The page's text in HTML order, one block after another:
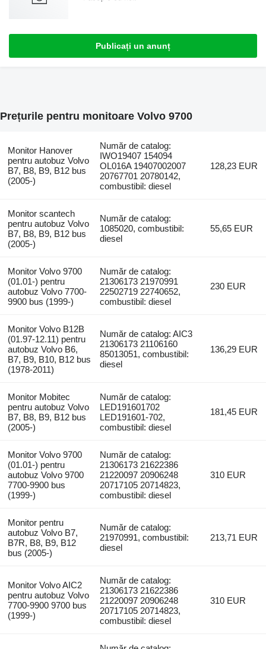
Publicați un anunț
Prețurile pentru monitoare Volvo 9700
Monitor Hanover
pentru autobuz Volvo
B7, B8, B9, B12 bus
(2005-)
Număr de catalog:
IWO19407 154094
OL016A 19407002007
20767701 20780142,
combustibil: diesel
128,23 EUR
Monitor scantech
pentru autobuz Volvo
B7, B8, B9, B12 bus
(2005-)
Număr de catalog:
1085020, combustibil:
diesel
55,65 EUR
Monitor Volvo 9700
(01.01-) pentru
autobuz Volvo 7700-
9900 bus (1999-)
Număr de catalog:
21306173 21970991
22502719 22740652,
combustibil: diesel
230 EUR
Monitor Volvo B12B
(01.97-12.11) pentru
autobuz Volvo B6,
B7, B9, B10, B12 bus
(1978-2011)
Număr de catalog: AIC3
21306173 21106160
85013051, combustibil:
diesel
136,29 EUR
Monitor Mobitec
pentru autobuz Volvo
B7, B8, B9, B12 bus
(2005-)
Număr de catalog:
LED191601702
LED191601-702,
combustibil: diesel
181,45 EUR
Monitor Volvo 9700
(01.01-) pentru
autobuz Volvo 9700
7700-9900 bus
(1999-)
Număr de catalog:
21306173 21622386
21220097 20906248
20717105 20714823,
combustibil: diesel
310 EUR
Monitor pentru
autobuz Volvo B7,
B7R, B8, B9, B12
bus (2005-)
Număr de catalog:
21970991, combustibil:
diesel
213,71 EUR
Monitor Volvo AIC2
pentru autobuz Volvo
7700-9900 9700 bus
(1999-)
Număr de catalog:
21306173 21622386
21220097 20906248
20717105 20714823,
combustibil: diesel
310 EUR